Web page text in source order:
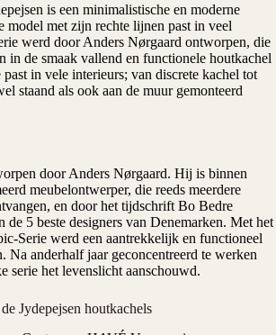
is een minimalistische en moderne
model met zijn rechte lijnen past in veel
werd door Anders Nørgaard ontworpen, die
in de smaak vallend en functionele houtkachel
in vele interieurs; van discrete kachel tot
staand als ook aan de muur gemonteerd
door Anders Nørgaard. Hij is binnen
meubelontwerper, die reeds meerdere
en door het tijdschrift Bo Bedre
de 5 beste designers van Denemarken. Met het
Serie werd een aantrekkelijk en functioneel
Na anderhalf jaar geconcentreerd te werken
serie het levenslicht aanschouwd.
Jydepejsen houtkachels